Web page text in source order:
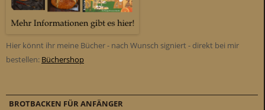
Hier könnt ihr meine Bücher - nach Wunsch signiert - direkt bei mir
bestellen: Büchershop
BROTBACKEN FÜR ANFÄNGER